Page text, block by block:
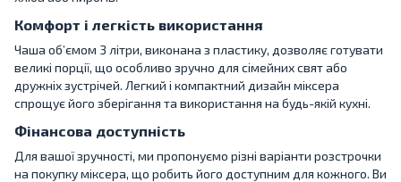
Комфорт і легкість використання
Чаша об’ємом 3 літри, виконана з пластику, дозволяє готувати
великі порції, що особливо зручно для сімейних свят або
дружніх зустрічей. Легкий і компактний дизайн міксера
спрощує його зберігання та використання на будь-якій кухні.
Фінансова доступність
Для вашої зручності, ми пропонуємо різні варіанти розстрочки
на покупку міксера, що робить його доступним для кожного. Ви